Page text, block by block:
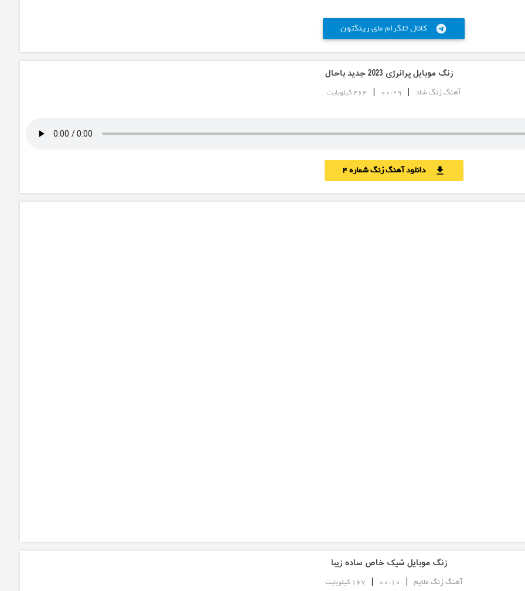
کانال تلگرام مای رینگتون telegram
زنگ موبایل پرانرژی 2023 جدید باحال
آهنگ زنگ شاد |
00:29
| 464 کیلوبایت
download دانلود آهنگ زنگ شماره 4
زنگ موبایل شیک خاص ساده زیبا
آهنگ زنگ ملایم |
00:10
| 167 کیلوبایت